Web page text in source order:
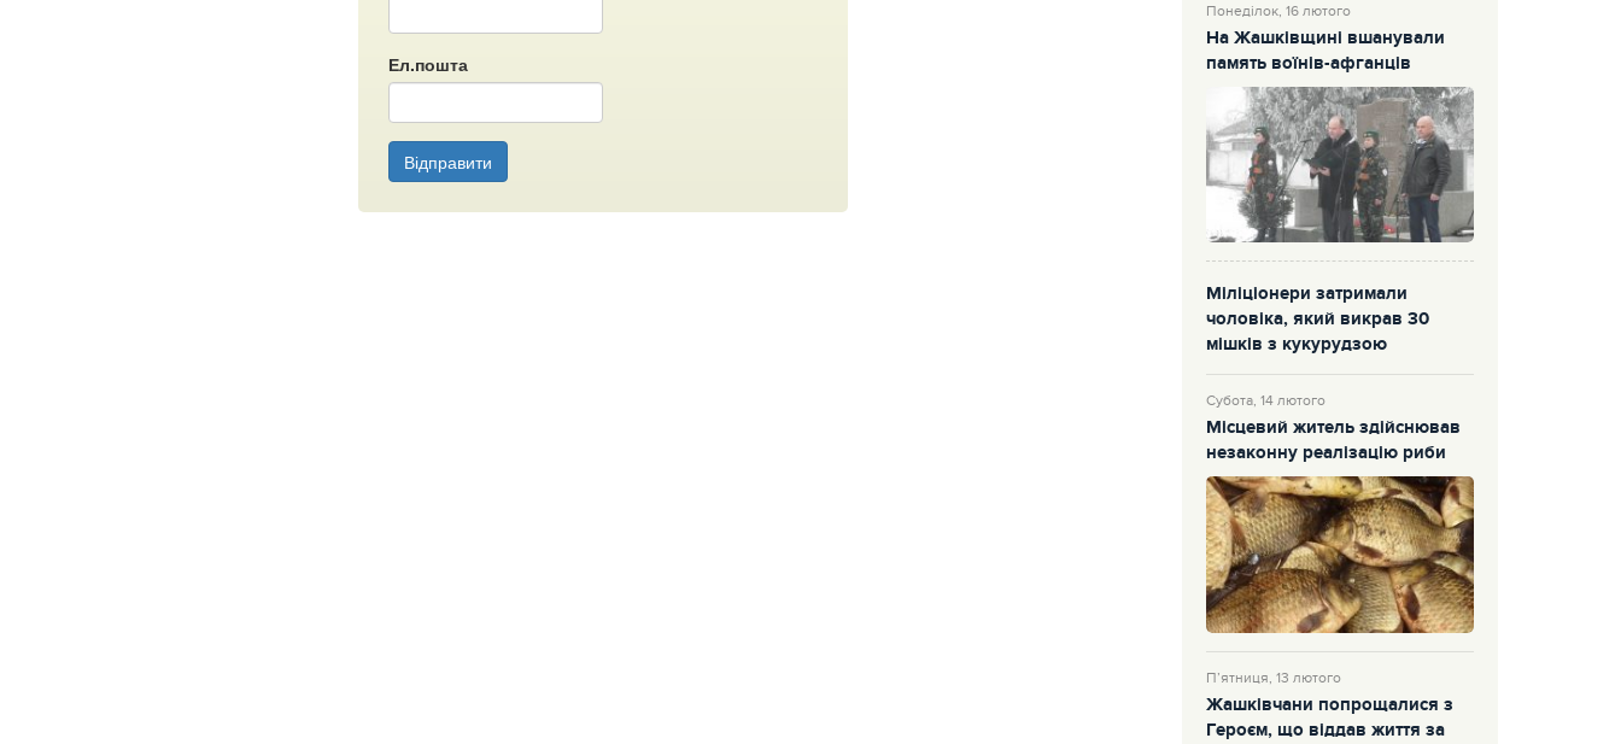
Ел.пошта
Відправити
Понеділок, 16 лютого
На Жашківщині вшанували
память воїнів-афганців
Міліціонери затримали
чоловіка, який викрав 30
мішків з кукурудзою
Субота, 14 лютого
Місцевий житель здійснював
незаконну реалізацію риби
П’ятниця, 13 лютого
Жашківчани попрощалися з
Героєм, що віддав життя за